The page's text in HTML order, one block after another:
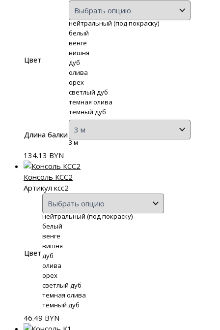
Цвет
нейтральный (под покраску)
белый
венге
вишня
дуб
олива
орех
светлый дуб
темная олива
темный дуб
Длина балки
3 м
134.13 BYN
Консоль КСС2
Артикул ксс2
Цвет
нейтральный (под покраску)
белый
венге
вишня
дуб
олива
орех
светлый дуб
темная олива
темный дуб
46.49 BYN